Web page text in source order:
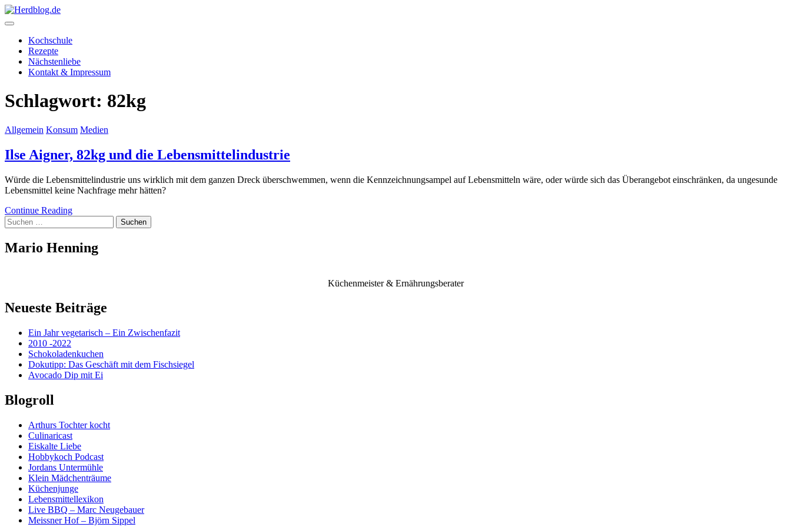
Skip
to
Herdblog.de
Kochschule
Rezepte
Nächstenliebe
Kontakt & Impressum
Schlagwort: 82kg
Allgemein Konsum Medien
Ilse Aigner, 82kg und die Lebensmittelindustrie
Würde die Lebensmittelindustrie uns wirklich mit dem ganzen Dreck überschwemmen, wenn die Kennzeichnungsampel auf Lebensmitteln wäre, oder würde sich das Überangebot einschränken, da ungesunde
Lebensmittel keine Nachfrage mehr hätten?
Continue Reading
Suchen
nach:
Mario Henning
Küchenmeister & Ernährungsberater
Neueste Beiträge
Ein Jahr vegetarisch – Ein Zwischenfazit
2010 -2022
Schokoladenkuchen
Dokutipp: Das Geschäft mit dem Fischsiegel
Avocado Dip mit Ei
Blogroll
Arthurs Tochter kocht
Culinaricast
Eiskalte Liebe
Hobbykoch Podcast
Jordans Untermühle
Klein Mädchenträume
Küchenjunge
Lebensmittellexikon
Live BBQ – Marc Neugebauer
Meissner Hof – Björn Sippel